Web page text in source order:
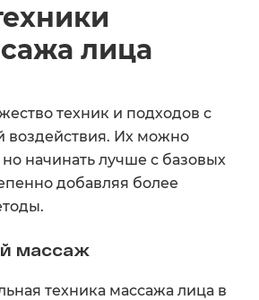
лица
техник и подходов с
воздействия. Их можно
начинать лучше с базовых
добавляя более
массаж
техника массажа лица в